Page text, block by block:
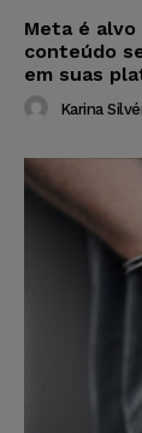
Meta é alvo
conteúdo
em suas
Karina